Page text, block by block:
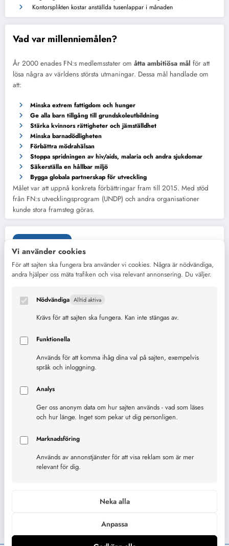
Kontorsplikten kostar anställda tusenlappar i månaden
Vad var millenniemålen?
År 2000 enades FN:s medlemsstater om åtta ambitiösa mål för att
lösa några av världens största utmaningar. Dessa mål handlade om
att:
Minska extrem fattigdom och hunger
Ge alla barn tillgång till grundskoleutbildning
Stärka kvinnors rättigheter och jämställdhet
Minska barnadödligheten
Förbättra mödrahälsan
Stoppa spridningen av hiv/aids, malaria och andra sjukdomar
Säkerställa en hållbar miljö
Bygga globala partnerskap för utveckling
Målet var att uppnå konkreta förbättringar fram till 2015. Med stöd
från FN:s utvecklingsprogram (UNDP) och andra organisationer
kunde stora framsteg göras.
Agenda2030 Agenda 2030 Alkohol
barn Dryck Ekonomi
Framtiden
Hur räknar man hälsa Hållbarhet
Lärande mat matte Millenniemålen
utbildning
Världen
Vi använder cookies
För att sajten ska fungera bra använder vi cookies. Några är nödvändiga,
andra hjälper oss mäta trafiken och visa relevant annonsering. Du väljer.
Nödvändiga Alltid aktiva
Krävs för att sajten ska fungera. Kan inte stängas av.
Funktionella
Används för att komma ihåg dina val på sajten, exempelvis
språk och inloggning.
Analys
Ger oss anonym data om hur sajten används - vad som läses
och hur länge. Inget som pekar ut dig personligen.
Marknadsföring
Används av annonstjänster för att visa reklam som är mer
relevant för dig.
Neka alla
Anpassa